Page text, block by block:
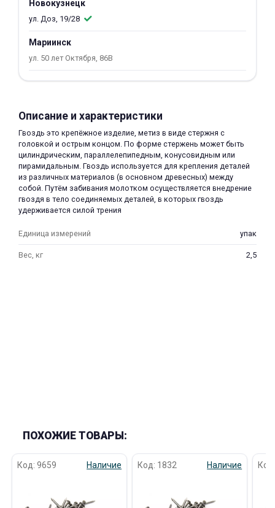
Новокузнецк
ул. Доз, 19/28
Мариинск
ул. 50 лет Октября, 86В
Описание и характеристики
Гвоздь это крепёжное изделие, метиз в виде стержня с
головкой и острым концом. По форме стержень может быть
цилиндрическим, параллелепипедным, конусовидным или
пирамидальным. Гвоздь используется для крепления деталей
из различных материалов (в основном древесных) между
собой. Путём забивания молотком осуществляется внедрение
гвоздя в тело соединяемых деталей, в которых гвоздь
удерживается силой трения
Единица измерений упак
Вес, кг 2,5
ПОХОЖИЕ ТОВАРЫ:
Код: 9659 Наличие Код: 1832 Наличие
об оплате Плайтом
25
недели